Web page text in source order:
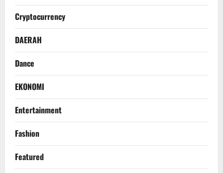
Cryptocurrency
DAERAH
Dance
EKONOMI
Entertainment
Fashion
Featured